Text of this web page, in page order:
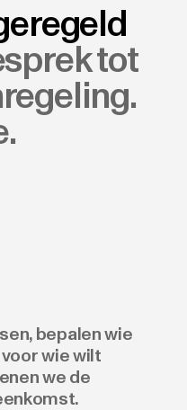
tot
bepalen wie
wie wilt
we de